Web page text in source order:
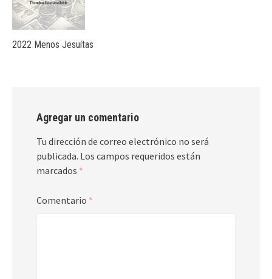
2022 Menos Jesuítas
Agregar un comentario
Tu dirección de correo electrónico no será
publicada. Los campos requeridos están
marcados *
Comentario *